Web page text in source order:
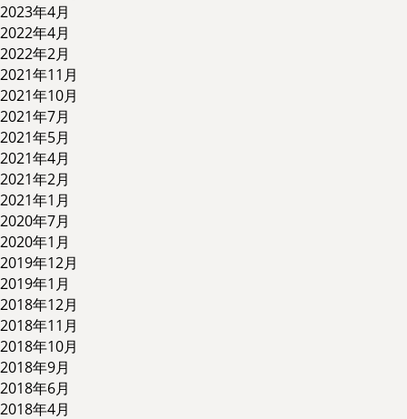
2023年4月
2022年4月
2022年2月
2021年11月
2021年10月
2021年7月
2021年5月
2021年4月
2021年2月
2021年1月
2020年7月
2020年1月
2019年12月
2019年1月
2018年12月
2018年11月
2018年10月
2018年9月
2018年6月
2018年4月